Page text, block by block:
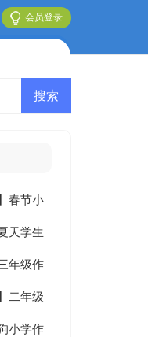
会员登录
春节小
4篇
天学生
年级作
二年级
字四
小学作